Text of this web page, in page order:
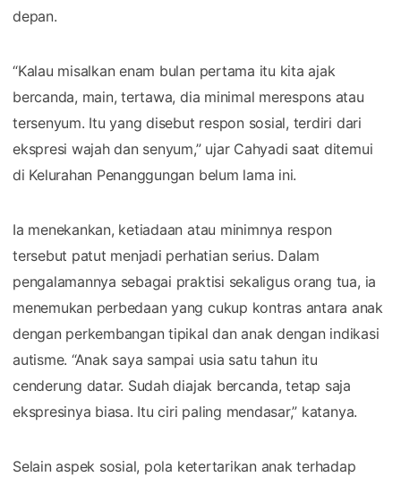
depan.
“Kalau misalkan enam bulan pertama itu kita ajak
bercanda, main, tertawa, dia minimal merespons atau
tersenyum. Itu yang disebut respon sosial, terdiri dari
ekspresi wajah dan senyum,” ujar Cahyadi saat ditemui
di Kelurahan Penanggungan belum lama ini.
Ia menekankan, ketiadaan atau minimnya respon
tersebut patut menjadi perhatian serius. Dalam
pengalamannya sebagai praktisi sekaligus orang tua, ia
menemukan perbedaan yang cukup kontras antara anak
dengan perkembangan tipikal dan anak dengan indikasi
autisme. “Anak saya sampai usia satu tahun itu
cenderung datar. Sudah diajak bercanda, tetap saja
ekspresinya biasa. Itu ciri paling mendasar,” katanya.
Selain aspek sosial, pola ketertarikan anak terhadap